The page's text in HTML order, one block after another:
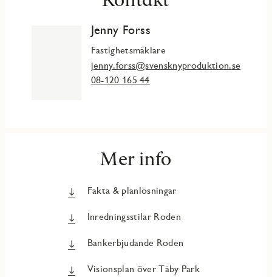
Jenny Forss
Fastighetsmäklare
jenny.forss@svensknyproduktion.se
08-120 165 44
Mer info
Fakta & planlösningar
Inredningsstilar Roden
Bankerbjudande Roden
Visionsplan över Täby Park